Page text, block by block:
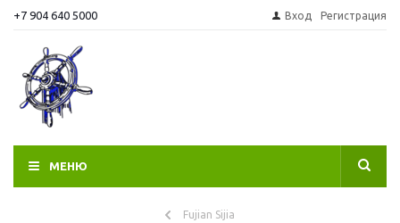
+7 904 640 5000 Вход Регистрация
МЕНЮ
Fujian Sijia